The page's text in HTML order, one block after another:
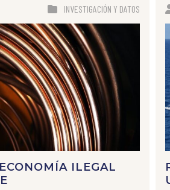
INVESTIGACIÓN Y DATOS
ILEGAL